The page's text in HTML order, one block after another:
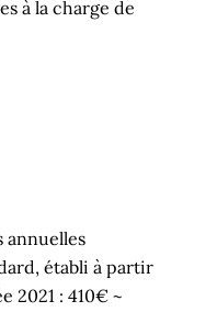
à la charge de
annuelles
établi à partir
2021 : 410€ ~